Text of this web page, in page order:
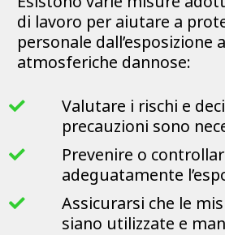
di lavoro per aiutare a
personale dall’esposizione
atmosferiche dannose:
Valutare i rischi e
precauzioni sono
Prevenire o
adeguatamente
Assicurarsi che le
siano utilizzate e